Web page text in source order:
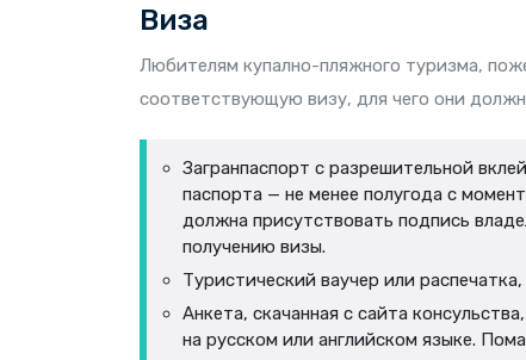
Виза
Любителям купално-пляжного туризма,
соответствующую визу, для чего они
Загранпаспорт с разрешительной
паспорта — не менее полугода с
должна присутствовать подпись
получению визы.
Туристический ваучер или
Анкета, скачанная с сайта
на русском или английском языке.